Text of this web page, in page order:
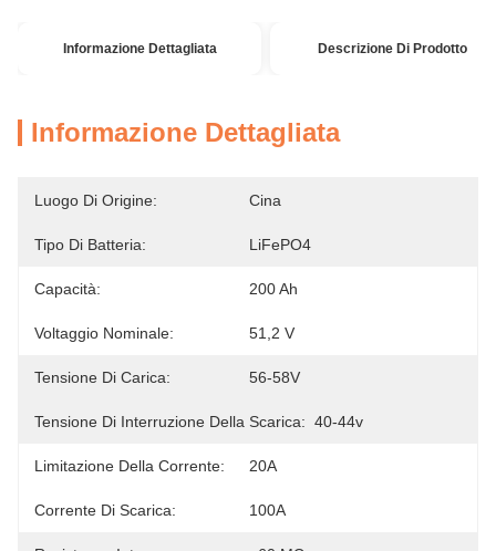
Informazione Dettagliata Descrizione Di Prodotto
Informazione Dettagliata
Luogo Di Origine: Cina
Tipo Di Batteria: LiFePO4
Capacità: 200 Ah
Voltaggio Nominale: 51,2 V
Tensione Di Carica: 56-58V
Tensione Di Interruzione Della Scarica: 40-44v
Limitazione Della Corrente: 20A
Corrente Di Scarica: 100A